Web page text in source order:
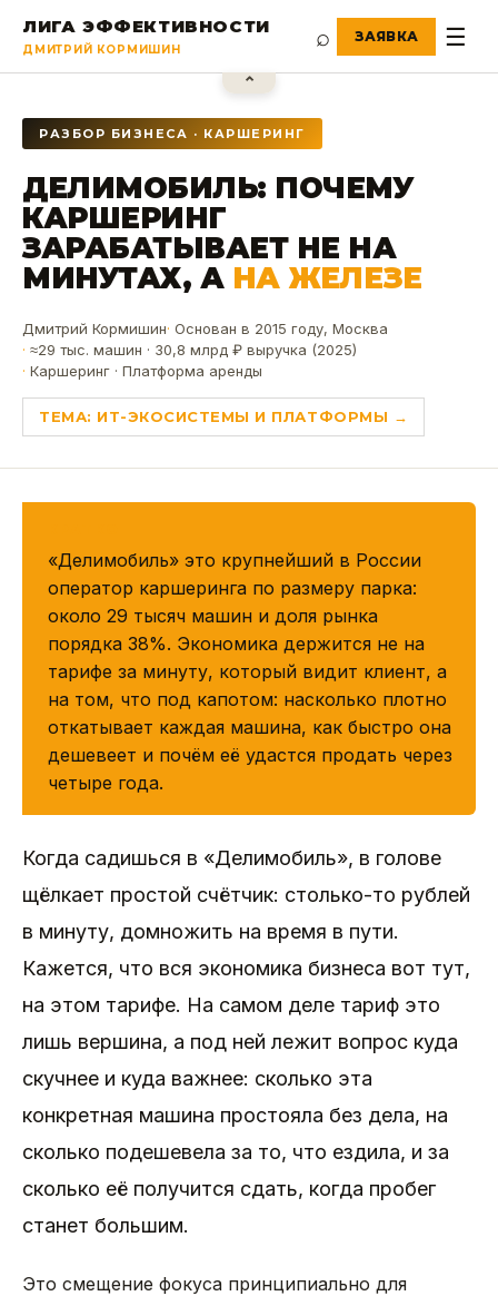
⌃
ЛИГА ЭФФЕКТИВНОСТИ
ДМИТРИЙ КОРМИШИН ⌕ ☰
РАЗБОР БИЗНЕСА · КАРШЕРИНГ
ДЕЛИМОБИЛЬ: ПОЧЕМУ
КАРШЕРИНГ
ЗАРАБАТЫВАЕТ НЕ НА
МИНУТАХ, А НА ЖЕЛЕЗЕ
Дмитрий Кормишин Основан в 2015 году, Москва
≈29 тыс. машин · 30,8 млрд ₽ выручка (2025)
Каршеринг · Платформа аренды
ТЕМА: ИТ-ЭКОСИСТЕМЫ И ПЛАТФОРМЫ →
«Делимобиль» это крупнейший в России
оператор каршеринга по размеру парка:
около 29 тысяч машин и доля рынка
порядка 38%. Экономика держится не на
тарифе за минуту, который видит клиент, а
на том, что под капотом: насколько плотно
откатывает каждая машина, как быстро она
дешевеет и почём её удастся продать через
четыре года.
Когда садишься в «Делимобиль», в голове
щёлкает простой счётчик: столько-то рублей
в минуту, домножить на время в пути.
Кажется, что вся экономика бизнеса вот тут,
на этом тарифе. На самом деле тариф это
лишь вершина, а под ней лежит вопрос куда
скучнее и куда важнее: сколько эта
конкретная машина простояла без дела, на
сколько подешевела за то, что ездила, и за
сколько её получится сдать, когда пробег
станет большим.
Это смещение фокуса принципиально для